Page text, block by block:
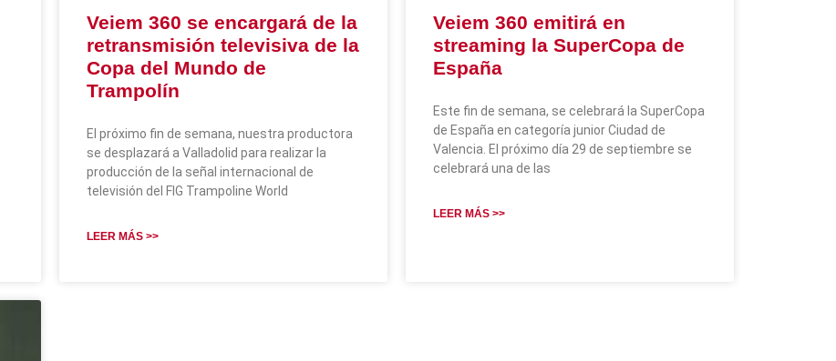
Veiem 360 se encargará de la
retransmisión televisiva de la
Copa del Mundo de
Trampolín
El próximo fin de semana, nuestra productora
se desplazará a Valladolid para realizar la
producción de la señal internacional de
televisión del FIG Trampoline World
LEER MÁS >>
Veiem 360 emitirá en
streaming la SuperCopa de
España
Este fin de semana, se celebrará la SuperCopa
de España en categoría junior Ciudad de
Valencia. El próximo día 29 de septiembre se
celebrará una de las
LEER MÁS >>